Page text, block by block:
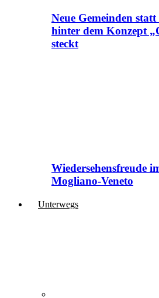
Neue Gemeinden
hinter dem Konzept
steckt
Wiedersehensfreude
Mogliano-Veneto
Unterwegs